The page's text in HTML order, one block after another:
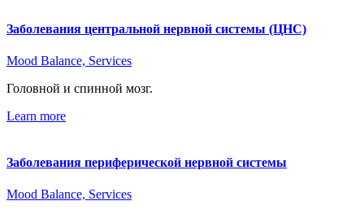
Заболевания центральной нервной системы (ЦНС)
Mood Balance, Services
Головной и спинной мозг.
Learn more
Заболевания периферической нервной системы
Mood Balance, Services